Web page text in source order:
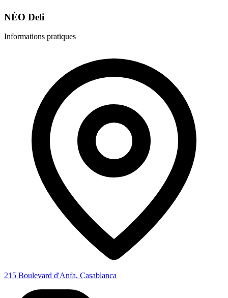
NÉO Deli
Informations pratiques
215 Boulevard d'Anfa, Casablanca